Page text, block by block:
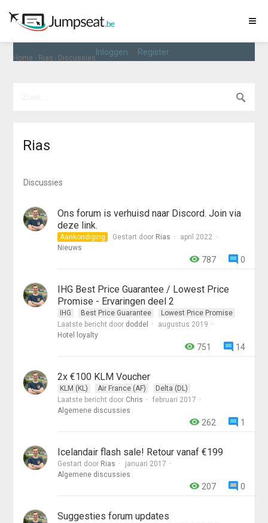
Home › Rias › Discussies
Inloggen Register
Rias
Discussies
Ons forum is verhuisd naar Discord. Join via
deze link.
Aankondiging Gestart door Rias
april 2022
Nieuws
0
787
IHG Best Price Guarantee / Lowest Price
Promise - Ervaringen deel 2
IHG Best Price Guarantee
Lowest Price Promise
Laatste bericht door doddel
augustus 2019
Hotel loyalty
14
751
2x €100 KLM Voucher
KLM (KL) Air France (AF)
Delta (DL)
Laatste bericht door Chris
februari 2017
Algemene discussies
1
262
Icelandair flash sale! Retour vanaf €199
Gestart door Rias
januari 2017
Algemene discussies
0
207
Suggesties forum updates